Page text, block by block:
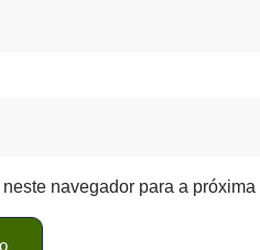
navegador para a